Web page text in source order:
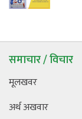
समाचार / विचार
मूलखवर
अर्थ अखवार